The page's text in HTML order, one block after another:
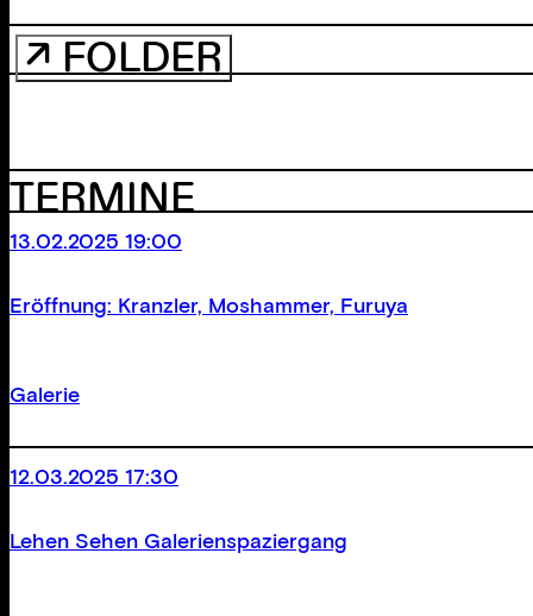
↗ FOLDER
TERMINE
13.02.2025 19:00
Eröffnung: Kranzler, Moshammer, Furuya
Galerie
12.03.2025 17:30
Lehen Sehen Galerienspaziergang